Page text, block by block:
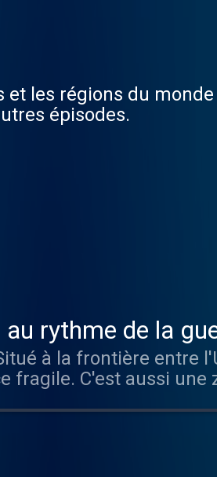
les régions du
épisodes.
au rythme de la
fragile. C'est aussi une
et exportés une